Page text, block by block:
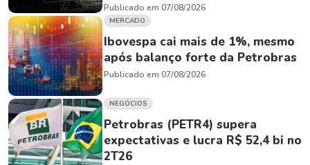
Publicado em 07/08/2026
MERCADO
Ibovespa cai mais de 1%, mesmo
após balanço forte da Petrobras
Publicado em 07/08/2026
NEGÓCIOS
Petrobras (PETR4) supera
expectativas e lucra R$ 52,4 bi no
2T26